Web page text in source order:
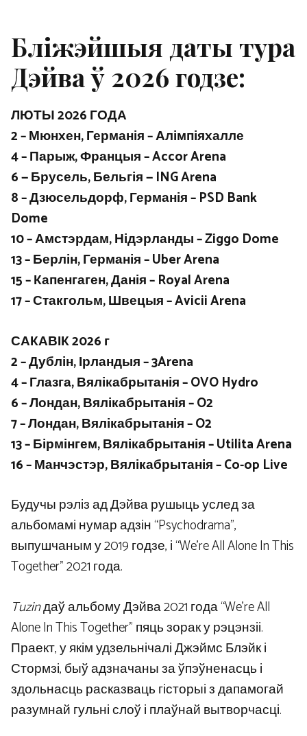
Бліжэйшыя даты тура
Дэйва ў 2026 годзе:
ЛЮТЫ 2026 ГОДА
2 – Мюнхен, Германія – Алімпіяхалле
4 – Парыж, Францыя – Accor Arena
6 — Брусель, Бельгія — ING Arena
8 – Дзюсельдорф, Германія – PSD Bank
Dome
10 – Амстэрдам, Нідэрланды – Ziggo Dome
13 – Берлін, Германія – Uber Arena
15 – Капенгаген, Данія – Royal Arena
17 – Стакгольм, Швецыя – Avicii Arena
САКАВІК 2026 г
2 – Дублін, Ірландыя – 3Arena
4 – Глазга, Вялікабрытанія – OVO Hydro
6 – Лондан, Вялікабрытанія – O2
7 – Лондан, Вялікабрытанія – O2
13 – Бірмінгем, Вялікабрытанія – Utilita Arena
16 – Манчэстэр, Вялікабрытанія – Co-op Live
Будучы рэліз ад Дэйва рушыць услед за
альбомамі нумар адзін “Psychodrama”,
выпушчаным у 2019 годзе, і “We’re All Alone In This
Together” 2021 года.
Tuzinдаў альбому Дэйва 2021 года “We’re All
Alone In This Together” пяць зорак у рэцэнзіі.
Праект, у якім удзельнічалі Джэймс Блэйк і
Стормзі, быў адзначаны за ўпэўненасць і
здольнасць расказваць гісторыі з дапамогай
разумнай гульні слоў і плаўнай вытворчасці.